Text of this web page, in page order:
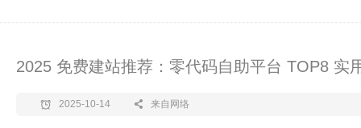
2025 免费建站推荐：零代码自助平台 TOP8 实
2025-10-14 来自网络